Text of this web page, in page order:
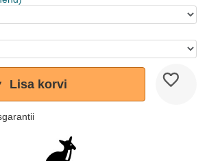
Lisa korvi